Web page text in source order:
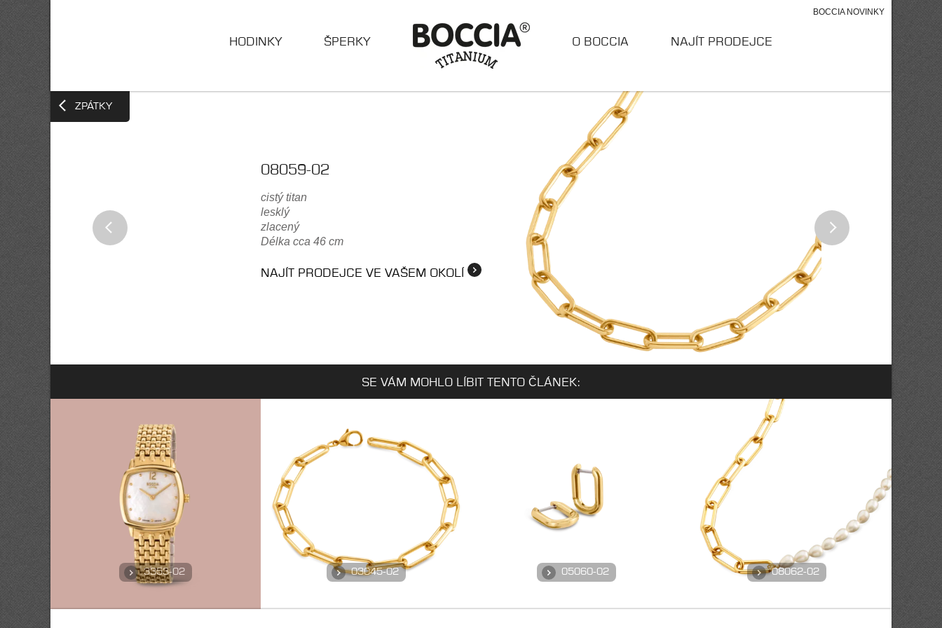
HODINKY ŠPERKY NAJÍT PRODEJCE
O BOCCIA
BOCCIA NOVINKY
ZPÁTKY
08059-02
cistý titan
lesklý
zlacený
Délka cca 46 cm
NAJÍT PRODEJCE VE VAŠEM OKOLÍ
SE VÁM MOHLO LÍBIT TENTO ČLÁNEK:
3353-02 03045-02 05060-02 08062-02